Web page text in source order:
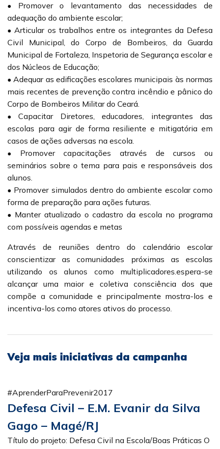
• Promover o levantamento das necessidades de
adequação do ambiente escolar;
• Articular os trabalhos entre os integrantes da Defesa
Civil Municipal, do Corpo de Bombeiros, da Guarda
Municipal de Fortaleza, Inspetoria de Segurança escolar e
dos Núcleos de Educação;
• Adequar as edificações escolares municipais às normas
mais recentes de prevenção contra incêndio e pânico do
Corpo de Bombeiros Militar do Ceará.
• Capacitar Diretores, educadores, integrantes das
escolas para agir de forma resiliente e mitigatória em
casos de ações adversas na escola.
• Promover capacitações através de cursos ou
seminários sobre o tema para pais e responsáveis dos
alunos.
• Promover simulados dentro do ambiente escolar como
forma de preparação para ações futuras.
• Manter atualizado o cadastro da escola no programa
com possíveis agendas e metas
Através de reuniões dentro do calendário escolar
conscientizar as comunidades próximas as escolas
utilizando os alunos como multiplicadores.espera-se
alcançar uma maior e coletiva consciência dos que
compõe a comunidade e principalmente mostra-los e
incentiva-los como atores ativos do processo.
Veja mais iniciativas da campanha
#AprenderParaPrevenir2017
Defesa Civil – E.M. Evanir da Silva
Gago – Magé/RJ
Título do projeto: Defesa Civil na Escola/Boas Práticas O